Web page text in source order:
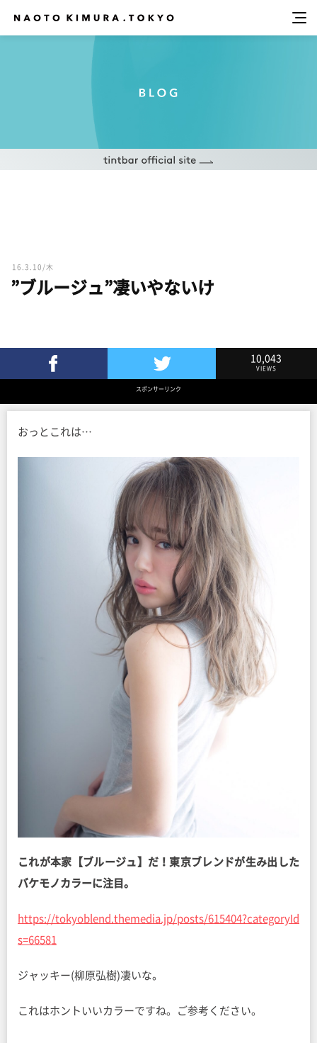
16.3.10/木
”ブルージュ”凄いやないけ
Twitterでツイート
10,043
VIEWS
スポンサーリンク
おっとこれは…
これが本家【ブルージュ】だ！東京ブレンドが生み出した
バケモノカラーに注目。
https://tokyoblend.themedia.jp/posts/615404?categoryId
s=66581
ジャッキー(柳原弘樹)凄いな。
これはホントいいカラーですね。ご参考ください。